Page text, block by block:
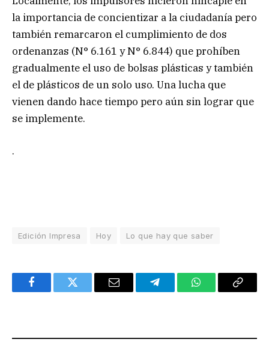
la importancia de concientizar a la ciudadanía pero
también remarcaron el cumplimiento de dos
ordenanzas (N° 6.161 y N° 6.844) que prohíben
gradualmente el uso de bolsas plásticas y también
el de plásticos de un solo uso. Una lucha que
vienen dando hace tiempo pero aún sin lograr que
se implemente.
.
Edición Impresa Hoy Lo que hay que saber
FacebookTwitter Email TelegramWhatsAppCopy